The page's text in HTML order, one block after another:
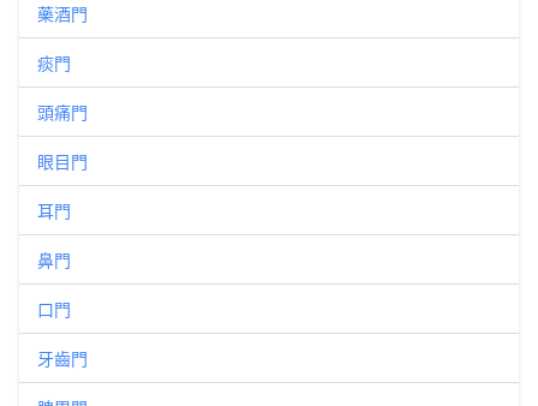
藥酒門
痰門
頭痛門
眼目門
耳門
鼻門
口門
牙齒門